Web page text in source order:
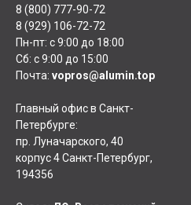
8 (800) 777-90-72
8 (929) 106-72-72
Пн-пт: с 9:00 до 18:00
Сб: с 9:00 до 15:00
Почта: vopros@alumin.top
Главный офис в Санкт-
Петербурге:
пр. Луначарского, 40
корпус 4 Санкт-Петербург,
194356